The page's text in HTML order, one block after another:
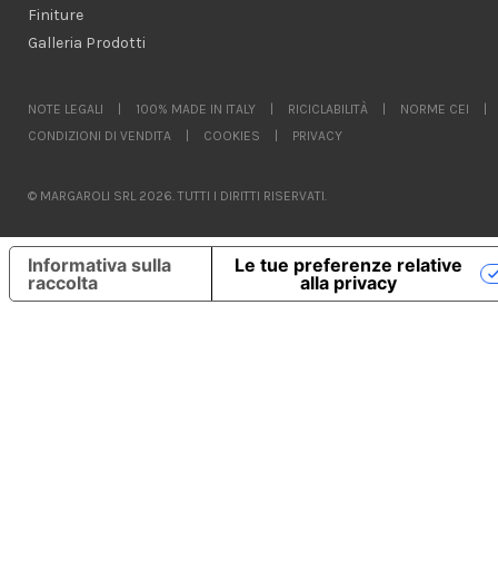
Finiture
Galleria Prodotti
NOTE LEGALI 100% MADE IN ITALY RICICLABILITÀ NORME CEI
CONDIZIONI DI VENDITA
COOKIES PRIVACY
© MARGAROLI SRL 2026. TUTTI I DIRITTI RISERVATI.
Informativa sulla
raccolta
Le tue preferenze relative
alla privacy